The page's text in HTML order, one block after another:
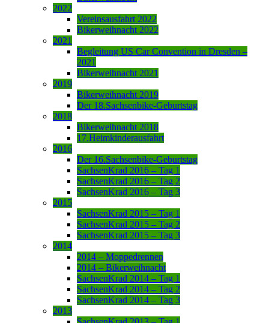
2022
Vereinsausfahrt 2022
Bikerweihnacht 2022
2021
Begleitung US Car Convention in Dresden –
2021
Bikerweihnacht 2021
2019
Bikerweihnacht 2019
Der 18.Sachsenbike-Geburtstag
2018
Bikerweihnacht 2018
17.Heimkinderausfahrt
2016
Der 16.Sachsenbike-Geburtstag
SachsenKrad 2016 – Tag 1
SachsenKrad 2016 – Tag 2
SachsenKrad 2016 – Tag 3
2015
SachsenKrad 2015 – Tag 1
SachsenKrad 2015 – Tag 2
SachsenKrad 2015 – Tag 3
2014
2014 – Moppedrennen
2014 – Bikerweihnacht
SachsenKrad 2014 – Tag 1
SachsenKrad 2014 – Tag 2
SachsenKrad 2014 – Tag 3
2013